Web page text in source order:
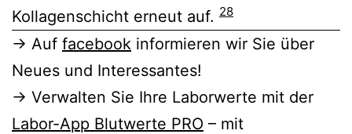
Kollagenschicht erneut auf. 28
→ Auf facebook informieren wir Sie über
Neues und Interessantes!
→ Verwalten Sie Ihre Laborwerte mit der
Labor-App Blutwerte PRO – mit